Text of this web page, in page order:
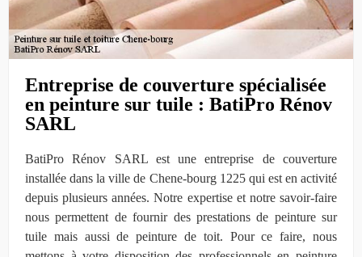
Entreprise de couverture spécialisée
en peinture sur tuile : BatiPro Rénov
SARL
BatiPro Rénov SARL est une entreprise de couverture
installée dans la ville de Chene-bourg 1225 qui est en activité
depuis plusieurs années. Notre expertise et notre savoir-faire
nous permettent de fournir des prestations de peinture sur
tuile mais aussi de peinture de toit. Pour ce faire, nous